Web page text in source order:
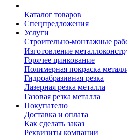
Каталог товаров
Спецпредложения
Услуги
Строительно-монтажные
Изготовление
Горячее цинкование
Полимерная покраска
Гидроабразивная резка
Лазерная резка металла
Газовая резка металла
Покупателю
Доставка и оплата
Как сделать заказ
Реквизиты компании